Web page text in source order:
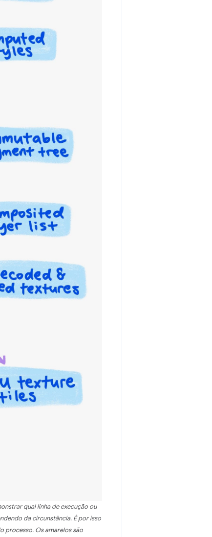
qual linha de execução ou
da circunstância. É por isso
processo. Os amarelos são